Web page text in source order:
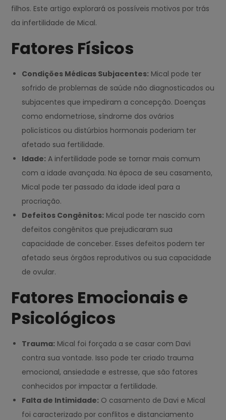
filhos. Este artigo explorará os possíveis motivos por trás
da infertilidade de Mical.
Fatores Físicos
Condições Médicas Subjacentes: Mical pode ter
sofrido de problemas de saúde não diagnosticados ou
subjacentes que impediram a concepção. Doenças
como endometriose, síndrome dos ovários
policísticos ou distúrbios hormonais poderiam ter
afetado sua fertilidade.
Idade: A infertilidade pode se tornar mais comum
com a idade avançada. Na época de seu casamento,
Mical pode ter passado da idade ideal para a
procriação.
Defeitos Congênitos: Mical pode ter nascido com
defeitos congênitos que prejudicaram sua
capacidade de conceber. Esses defeitos podem ter
afetado seus órgãos reprodutivos ou sua capacidade
de ovular.
Fatores Emocionais e
Psicológicos
Trauma: Mical foi forçada a se casar com Davi
contra sua vontade. Isso pode ter criado trauma
emocional, ansiedade e estresse, que são fatores
conhecidos por impactar a fertilidade.
Falta de Intimidade: O casamento de Davi e Mical
foi caracterizado por conflitos e distanciamento